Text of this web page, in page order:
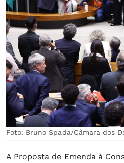
Foto: Bruno Spada/Câmara dos
A Proposta de Emenda à